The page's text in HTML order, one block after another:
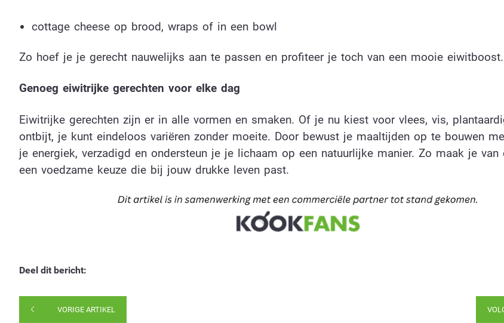
cottage cheese op brood, wraps of in een bowl
Zo hoef je je gerecht nauwelijks aan te passen en profiteer je toch van een mooie eiwitboost.
Genoeg eiwitrijke gerechten voor elke dag
Eiwitrijke gerechten zijn er in alle vormen en smaken. Of je nu kiest voor vlees, vis,
ontbijt, je kunt eindeloos variëren zonder moeite. Door bewust je maaltijden op te bouwen
je energiek, verzadigd en ondersteun je je lichaam op een natuurlijke manier. Zo maak je
een voedzame keuze die bij jouw drukke leven past.
Deel dit bericht:
VORIGE ARTIKEL